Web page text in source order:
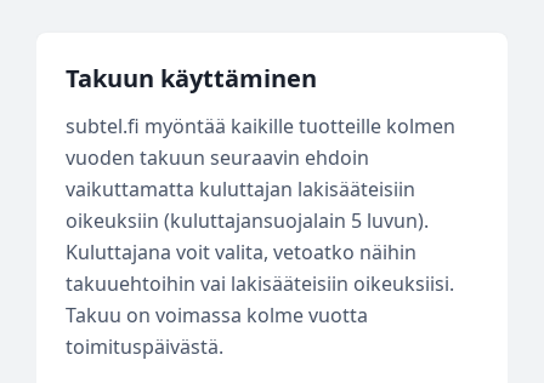
Takuun käyttäminen
subtel.fi myöntää kaikille tuotteille kolmen
vuoden takuun seuraavin ehdoin
vaikuttamatta kuluttajan lakisääteisiin
oikeuksiin (kuluttajansuojalain 5 luvun).
Kuluttajana voit valita, vetoatko näihin
takuuehtoihin vai lakisääteisiin oikeuksiisi.
Takuu on voimassa kolme vuotta
toimituspäivästä.